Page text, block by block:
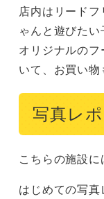
店内はリード
ゃんと遊びたい
オリジナルの
いて、お買い物
写真レ
こちらの施設に
はじめての写真